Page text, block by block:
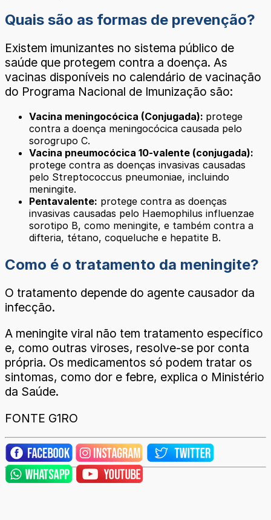
Quais são as formas de prevenção?
Existem imunizantes no sistema público de
saúde que protegem contra a doença. As
vacinas disponíveis no calendário de vacinação
do Programa Nacional de Imunização são:
Vacina meningocócica (Conjugada): protege
contra a doença meningocócica causada pelo
sorogrupo C.
Vacina pneumocócica 10-valente (conjugada):
protege contra as doenças invasivas causadas
pelo Streptococcus pneumoniae, incluindo
meningite.
Pentavalente: protege contra as doenças
invasivas causadas pelo Haemophilus influenzae
sorotipo B, como meningite, e também contra a
difteria, tétano, coqueluche e hepatite B.
Como é o tratamento da meningite?
O tratamento depende do agente causador da
infecção.
A meningite viral não tem tratamento específico
e, como outras viroses, resolve-se por conta
própria. Os medicamentos só podem tratar os
sintomas, como dor e febre, explica o Ministério
da Saúde.
FONTE G1RO